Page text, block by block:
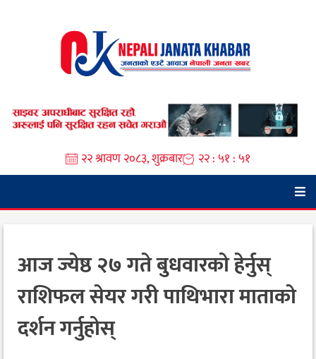
२२ श्रावण २०८३, शुक्रबार २२ : ५१ : ५२
आज ज्येष्ठ २७ गते बुधवारको हेर्नुस्
राशिफल सेयर गरी पाथिभारा माताको
दर्शन गर्नुहोस्